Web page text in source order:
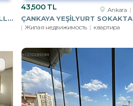
GAZİLİLER SİTESİNDE SATILIK BÜYÜK POTANSİYELLİ VİLLA
43,500 TL Ankara
Жилая недвижимость квартира